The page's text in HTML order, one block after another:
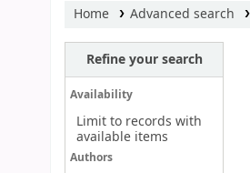
Home Advanced search
Refine your search
Availability
Limit to records with
available items
Authors